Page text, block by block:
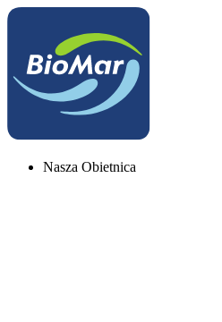
Nasza Obietnica